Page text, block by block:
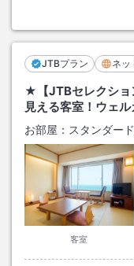
JTBプラン ネッ
★【JTBセレクショ
見える客室！ウェル
お部屋： スタンダー
客室